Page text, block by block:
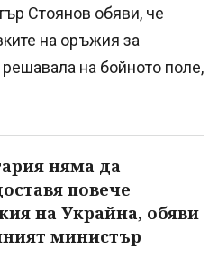
Стоянов обяви, че
на оръжия за
на бойното поле,
няма да
повече
на Украйна, обяви
министър